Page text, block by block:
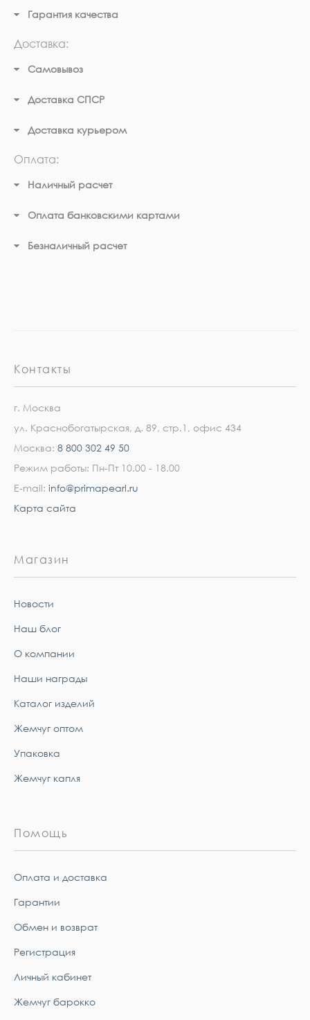
Гарантия качества
Доставка:
Самовывоз
Доставка СПСР
Доставка курьером
Оплата:
Наличный расчет
Оплата банковскими картами
Безналичный расчет
Контакты
г. Москва
ул. Краснобогатырская, д. 89, стр.1, офис 434
Москва: 8 800 302 49 50
Режим работы: Пн-Пт 10.00 - 18.00
E-mail: info@primapearl.ru
Карта сайта
Магазин
Новости
Наш блог
О компании
Наши награды
Каталог изделий
Жемчуг оптом
Упаковка
Жемчуг капля
Помощь
Оплата и доставка
Гарантии
Обмен и возврат
Регистрация
Личный кабинет
Жемчуг барокко